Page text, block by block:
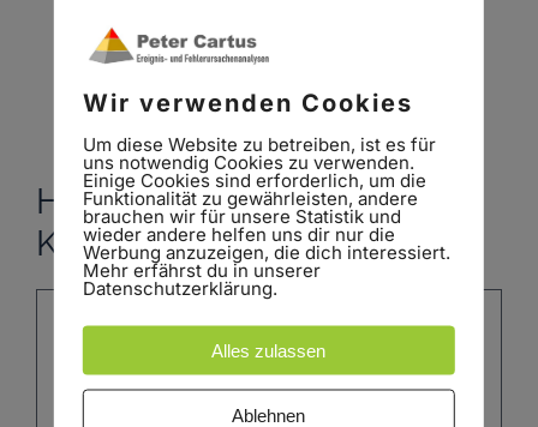
Im Netzwerk teilen!
Mail
Hinterlasse einen
Kommentar
Wir verwenden Cookies
Um diese Website zu betreiben, ist es für
uns notwendig Cookies zu verwenden.
Einige Cookies sind erforderlich, um die
Funktionalität zu gewährleisten, andere
brauchen wir für unsere Statistik und
wieder andere helfen uns dir nur die
Werbung anzuzeigen, die dich interessiert.
Mehr erfährst du in unserer
Datenschutzerklärung.
Alles zulassen
Ablehnen